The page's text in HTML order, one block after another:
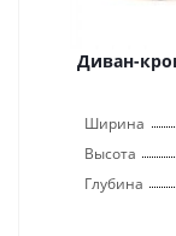
Диван-
Ширина
Высота
Глубина